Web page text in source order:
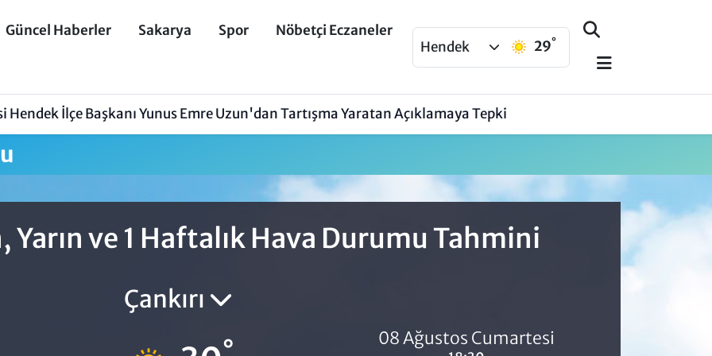
Güncel Haberler Sakarya Spor
Nöbetçi Eczaneler
Hendek 29°
Hendek İlçe Başkanı Yunus Emre Uzun'dan Tartışma Yaratan Açıklamaya Tepki
Yarın ve 1 Haftalık Hava Durumu Tahmini
Çankırı
08 Ağustos Cumartesi